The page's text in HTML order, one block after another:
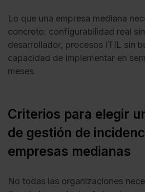
Lo que una empresa mediana
concreto: configurabilidad real
desarrollador, procesos ITIL sin
capacidad de implementar en
meses.
Criterios para elegir
de gestión de
empresas medianas
No todas las organizaciones